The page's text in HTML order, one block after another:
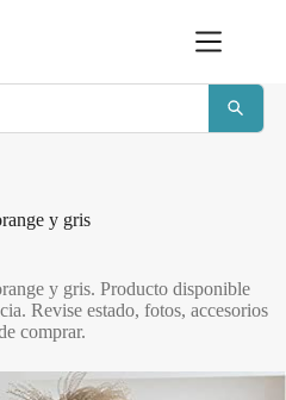
y gris
y gris. Producto disponible
Revise estado, fotos, accesorios
comprar.